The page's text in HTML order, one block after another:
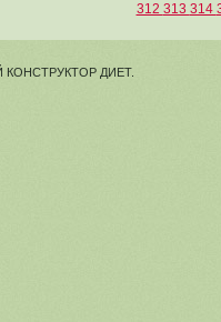
312 313 314
КОНСТРУКТОР ДИЕТ.